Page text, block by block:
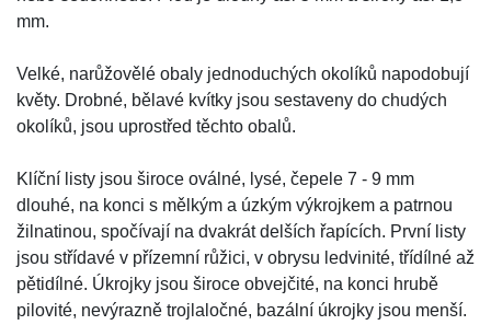
mm.
Velké, narůžovělé obaly jednoduchých okolíků napodobují
květy. Drobné, bělavé kvítky jsou sestaveny do chudých
okolíků, jsou uprostřed těchto obalů.
Klíční listy jsou široce oválné, lysé, čepele 7 - 9 mm
dlouhé, na konci s mělkým a úzkým výkrojkem a patrnou
žilnatinou, spočívají na dvakrát delších řapících. První listy
jsou střídavé v přízemní růžici, v obrysu ledvinité, třídílné až
pětidílné. Úkrojky jsou široce obvejčité, na konci hrubě
pilovité, nevýrazně trojlaločné, bazální úkrojky jsou menší.